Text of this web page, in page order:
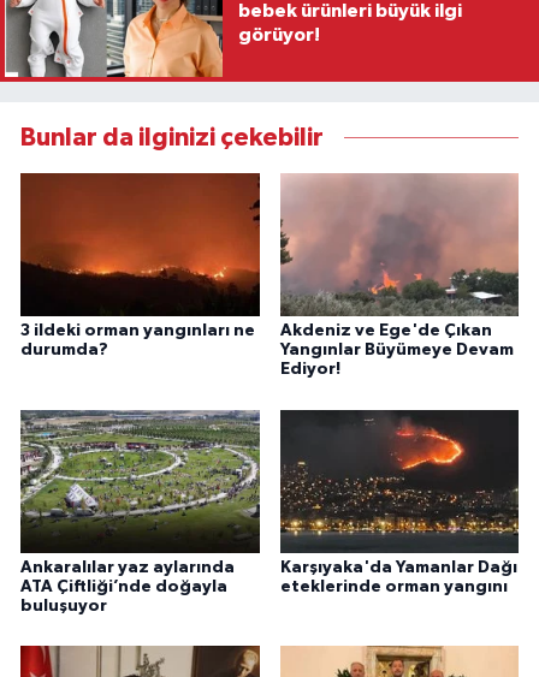
bebek ürünleri büyük ilgi
görüyor!
Bunlar da ilginizi çekebilir
3 ildeki orman yangınları ne
durumda?
Akdeniz ve Ege'de Çıkan
Yangınlar Büyümeye Devam
Ediyor!
Ankaralılar yaz aylarında
ATA Çiftliği’nde doğayla
buluşuyor
Karşıyaka'da Yamanlar Dağı
eteklerinde orman yangını